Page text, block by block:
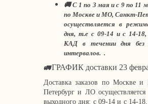
🚚 С 1 по 3 мая и с 9 по 11
по Москве и МО, Санкт-
осуществляется в
дня, т.е с 09-14 и с 14-
КАД в течении дня без
интервалов. .
🚛ГРАФИК доставки 23
Доставка заказов по Москве
Петербург и ЛО
выходного дня: с 09-14 и с 14-